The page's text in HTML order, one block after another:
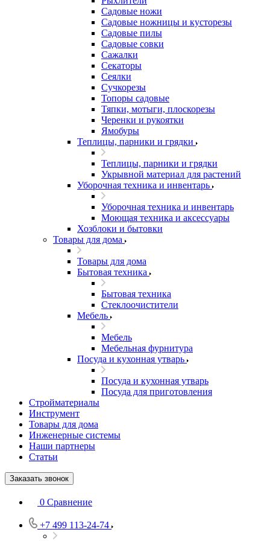
Садовые ножи
Садовые ножницы и кусторезы
Садовые пилы
Садовые совки
Сажалки
Секаторы
Сеялки
Сучкорезы
Топоры садовые
Тяпки, мотыги, плоскорезы
Черенки и рукоятки
Ямобуры
Теплицы, парники и грядки
Теплицы, парники и грядки
Укрывной материал для растений
Уборочная техника и инвентарь
Уборочная техника и инвентарь
Моющая техника и аксессуары
Хозблоки и бытовки
Товары для дома
Товары для дома
Бытовая техника
Бытовая техника
Стеклоочистители
Мебель
Мебель
Мебельная фурнитура
Посуда и кухонная утварь
Посуда и кухонная утварь
Посуда для приготовления
Стройматериалы
Инструмент
Товары для дома
Инженерные системы
Наши партнеры
Статьи
Заказать звонок
0 Сравнение
+7 499 113-24-74